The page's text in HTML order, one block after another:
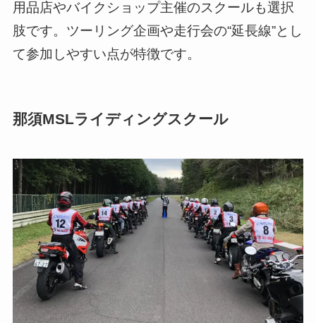
用品店やバイクショップ主催のスクールも選択
肢です。ツーリング企画や走行会の“延長線”とし
て参加しやすい点が特徴です。
那須MSLライディングスクール